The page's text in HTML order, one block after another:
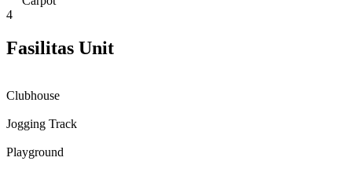
4
Fasilitas Unit
Clubhouse
Jogging Track
Playground